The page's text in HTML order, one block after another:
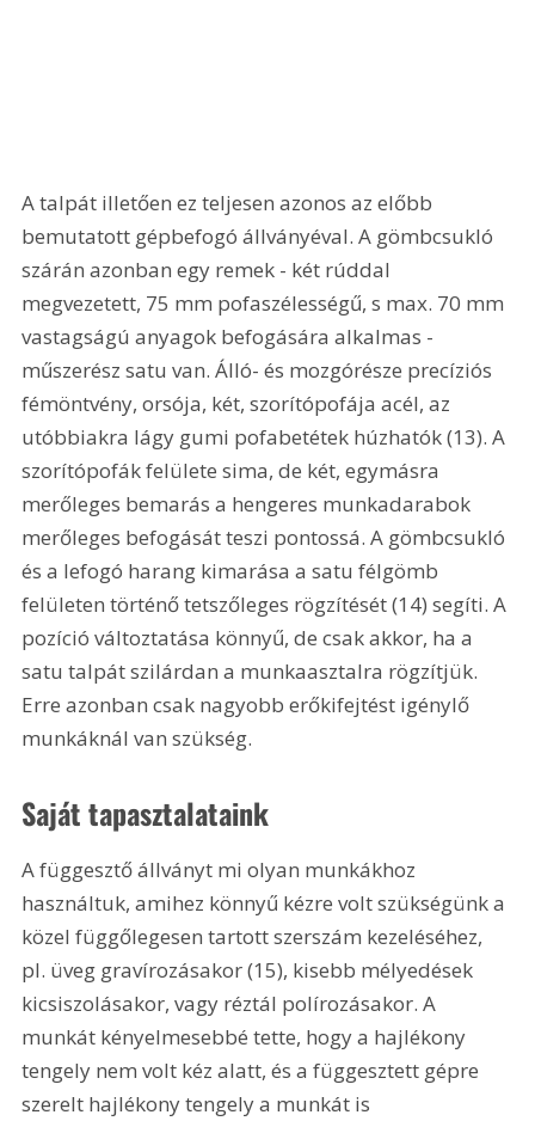
A talpát illetően ez teljesen azonos az előbb
bemutatott gépbefogó állványéval. A gömbcsukló
szárán azonban egy remek - két rúddal
megvezetett, 75 mm pofaszélességű, s max. 70 mm
vastagságú anyagok befogására alkalmas -
műszerész satu van. Álló- és mozgórésze precíziós
fémöntvény, orsója, két, szorítópofája acél, az
utóbbiakra lágy gumi pofabetétek húzhatók (13). A
szorítópofák felülete sima, de két, egymásra
merőleges bemarás a hengeres munkadarabok
merőleges befogását teszi pontossá. A gömbcsukló
és a lefogó harang kimarása a satu félgömb
felületen történő tetszőleges rögzítését (14) segíti. A
pozíció változtatása könnyű, de csak akkor, ha a
satu talpát szilárdan a munkaasztalra rögzítjük.
Erre azonban csak nagyobb erőkifejtést igénylő
munkáknál van szükség.
Saját tapasztalataink
A függesztő állványt mi olyan munkákhoz
használtuk, amihez könnyű kézre volt szükségünk a
közel függőlegesen tartott szerszám kezeléséhez,
pl. üveg gravírozásakor (15), kisebb mélyedések
kicsiszolásakor, vagy réztál polírozásakor. A
munkát kényelmesebbé tette, hogy a hajlékony
tengely nem volt kéz alatt, és a függesztett gépre
szerelt hajlékony tengely a munkát is